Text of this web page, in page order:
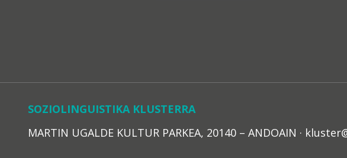
SOZIOLINGUISTIKA KLUSTERRA
MARTIN UGALDE KULTUR PARKEA, 20140 – ANDOAIN ·